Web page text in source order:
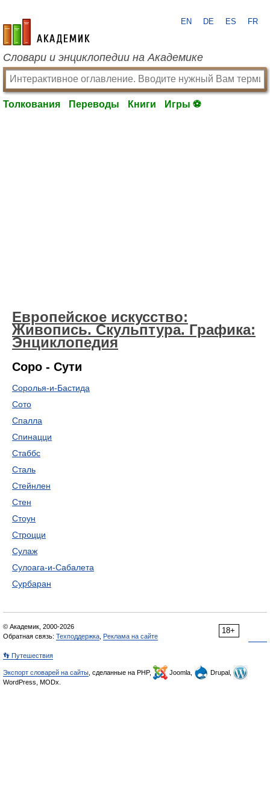
academic.ru
EN DE ES FR
Словари и энциклопедии на Академике
Толкования Переводы Книги Игры ⚽
Европейское искусство:
Живопись. Скульптура. Графика:
Энциклопедия
Соро - Сути
Соролья-и-Бастида
Сото
Спалла
Спинацци
Стаббс
Сталь
Стейнлен
Стен
Стоун
Строцци
Сулаж
Сулоага-и-Сабалета
Сурбаран
18+
© Академик, 2000-2026
Обратная связь: Техподдержка Реклама на сайте
👣 Путешествия
Экспорт словарей на сайты , сделанные на PHP, Joomla,
Drupal,
WordPress, MODx.